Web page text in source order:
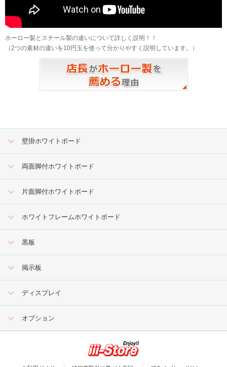
ホーロー製とスチール製の違いについて詳しく説明！！
（2つの素材の違いを10円玉を使って分かりやすく説明しています。）
壁掛ホワイトボード
両面脚付ホワイトボード
片面脚付ホワイトボード
ホワイトフレームホワイトボード
黒板
掲示板
ディスプレイ
オプション